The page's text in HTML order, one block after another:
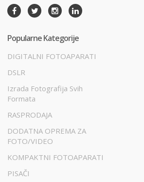
Popularne Kategorije
DIGITALNI FOTOAPARATI
DSLR
Izrada Fotografija Svih
Formata
RASPRODAJA
DODATNA OPREMA ZA
FOTO/VIDEO
KOMPAKTNI FOTOAPARATI
PISAČI